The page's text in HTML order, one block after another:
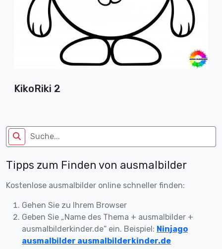
KikoRiki 2
Tipps zum Finden von ausmalbilder
Kostenlose ausmalbilder online schneller finden:
Gehen Sie zu Ihrem Browser
Geben Sie „Name des Thema + ausmalbilder +
ausmalbilderkinder.de“ ein. Beispiel: Ninjago
ausmalbilder ausmalbilderkinder.de